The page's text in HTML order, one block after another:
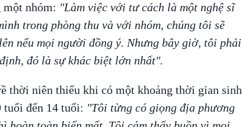
nhóm: "Làm việc với tư cách là một nghệ sĩ
trong phòng thu và với nhóm, chúng tôi sẽ
nếu mọi người đồng ý. Nhưng bây giờ, tôi phải
đó là sự khác biệt lớn nhất".
thời niên thiếu khi có một khoảng thời gian sinh
tuổi đến 14 tuổi: "Tôi từng có giọng địa phương